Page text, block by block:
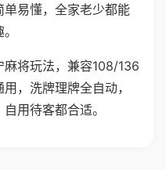
易懂，全家老少都能
将玩法，兼容108/136
，洗牌理牌全自动，
用待客都合适。